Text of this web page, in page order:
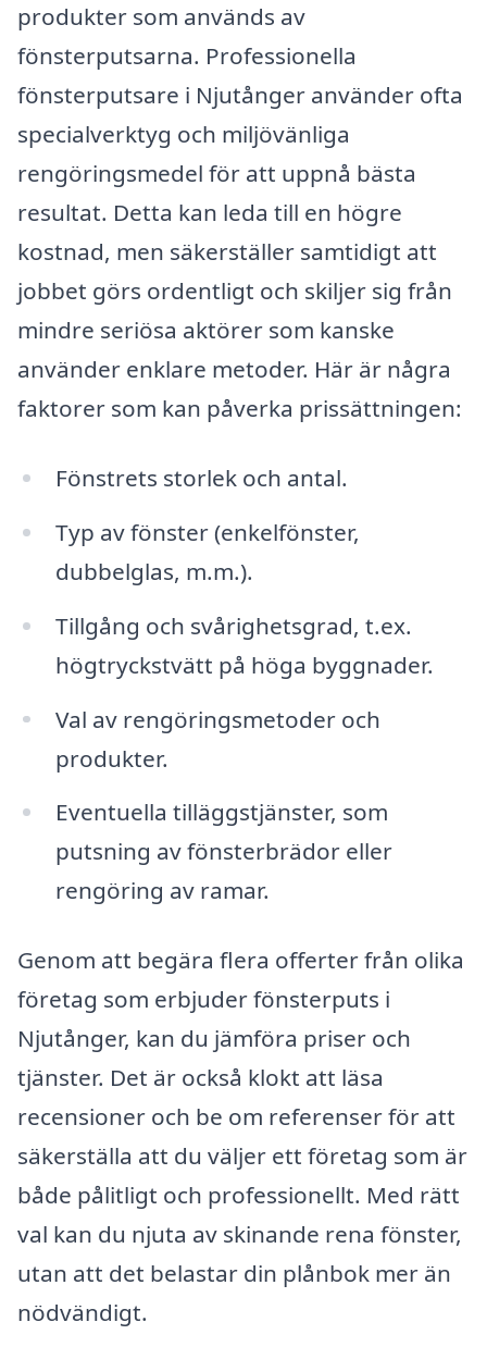
produkter som används av
fönsterputsarna. Professionella
fönsterputsare i Njutånger använder ofta
specialverktyg och miljövänliga
rengöringsmedel för att uppnå bästa
resultat. Detta kan leda till en högre
kostnad, men säkerställer samtidigt att
jobbet görs ordentligt och skiljer sig från
mindre seriösa aktörer som kanske
använder enklare metoder. Här är några
faktorer som kan påverka prissättningen:
Fönstrets storlek och antal.
Typ av fönster (enkelfönster,
dubbelglas, m.m.).
Tillgång och svårighetsgrad, t.ex.
högtryckstvätt på höga byggnader.
Val av rengöringsmetoder och
produkter.
Eventuella tilläggstjänster, som
putsning av fönsterbrädor eller
rengöring av ramar.
Genom att begära flera offerter från olika
företag som erbjuder fönsterputs i
Njutånger, kan du jämföra priser och
tjänster. Det är också klokt att läsa
recensioner och be om referenser för att
säkerställa att du väljer ett företag som är
både pålitligt och professionellt. Med rätt
val kan du njuta av skinande rena fönster,
utan att det belastar din plånbok mer än
nödvändigt.